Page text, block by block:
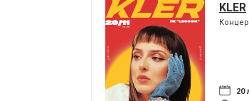
KLER
20